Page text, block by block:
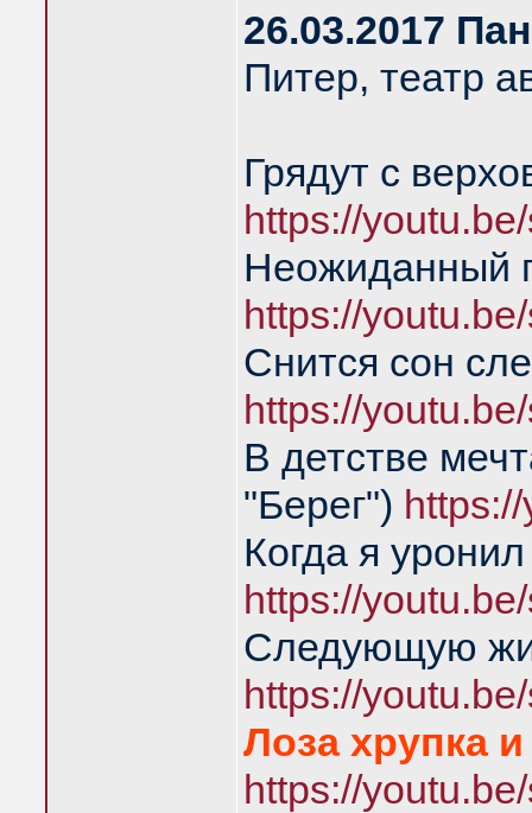
26.03.2017
Питер, театр
Грядут с
https://
Неожиданный
https://
Снится сон
https://
В детстве
"Берег")
Когда я
https://
Следующую
https://
Лоза хрупка
https://